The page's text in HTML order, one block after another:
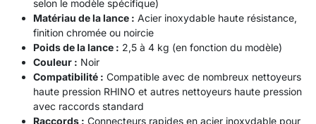
selon le modèle spécifique)
Matériau de la lance : Acier inoxydable haute résistance,
finition chromée ou noircie
Poids de la lance : 2,5 à 4 kg (en fonction du modèle)
Couleur : Noir
Compatibilité : Compatible avec de nombreux nettoyeurs
haute pression RHINO et autres nettoyeurs haute pression
avec raccords standard
Raccords : Connecteurs rapides en acier inoxydable pour